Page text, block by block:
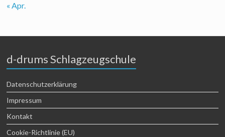
« Apr.
d-drums Schlagzeugschule
Datenschutzerklärung
Impressum
Kontakt
Cookie-Richtlinie (EU)